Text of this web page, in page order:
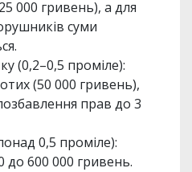
000 гривень), а для
суми
(0,2–0,5 проміле):
(50 000 гривень),
прав до 3
0,5 проміле):
до 600 000 гривень.